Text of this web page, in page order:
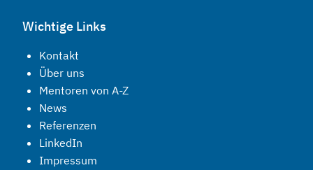
Wichtige Links
Kontakt
Über uns
Mentoren von A-Z
News
Referenzen
LinkedIn
Impressum